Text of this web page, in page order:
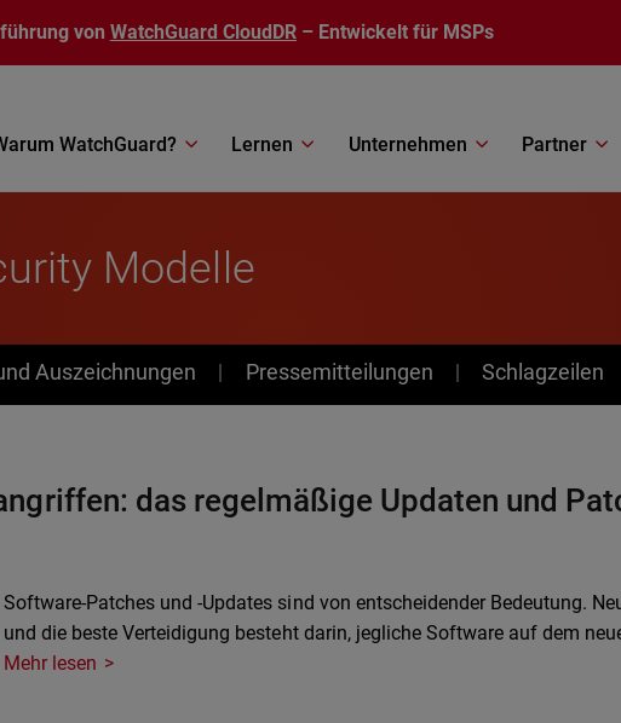
von WatchGuard CloudDR – Entwickelt für MSPs
WatchGuard? Lernen Unternehmen Partner
Modelle
Auszeichnungen Pressemitteilungen Schlagzeilen
das regelmäßige Updaten und
Software-Patches und -Updates sind von entscheidender Bedeutung.
und die beste Verteidigung besteht darin, jegliche Software auf dem
Mehr lesen